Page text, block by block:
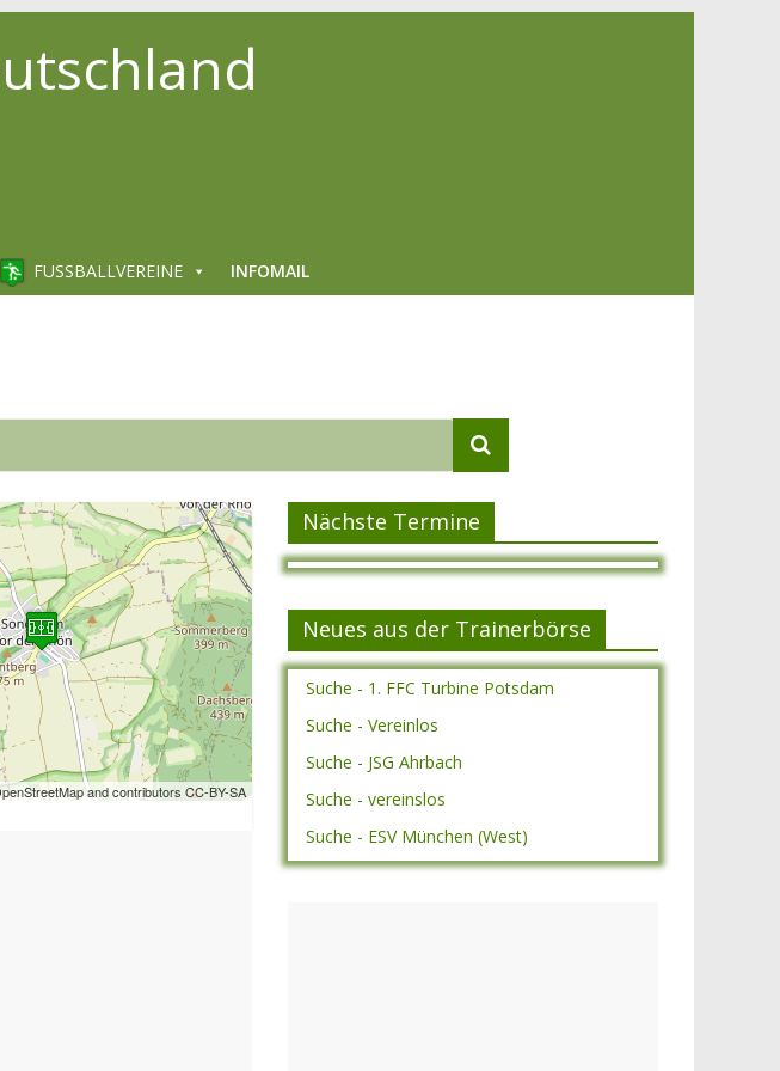
FUSSBALLVEREINE INFOMAIL
and contributors CC-BY-SA
Nächste Termine
Neues aus der Trainerbörse
Suche - 1. FFC Turbine Potsdam
Suche - Vereinlos
Suche - JSG Ahrbach
Suche - vereinslos
Suche - ESV München (West)